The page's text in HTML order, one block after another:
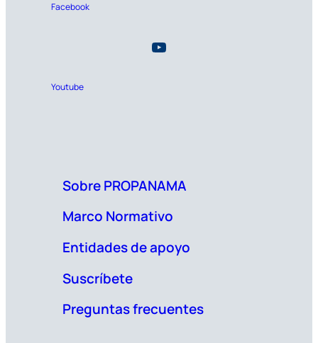
Facebook
Youtube
Sobre PROPANAMA
Marco Normativo
Entidades de apoyo
Suscríbete
Preguntas frecuentes